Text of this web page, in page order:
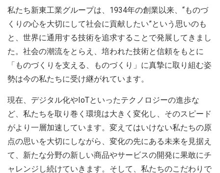
私たち新東工業グループは、1934年の創業以来、“ものづ
くりの心を大切にして社会に貢献したい”という思いのも
と、世界に通用する技術を追求することで発展してきまし
た。社会の潮流をとらえ、培われた技術と信頼をもとに
「ものづくりを支える、ものづくり」に真摯に取り組む姿
勢は今の私たちに受け継がれています。
現在、デジタル化やIoTといったテクノロジーの進歩な
ど、私たちを取り巻く環境は大きく変化し、そのスピード
がより一層加速しています。変えてはいけない私たちの原
点の思いを大切にしながら、変化の先にある未来を見据え
て、新たな分野の新しい商品やサービスの開発に果敢にチ
ャレンジし続けていきます。そして、私たちのこだわりで